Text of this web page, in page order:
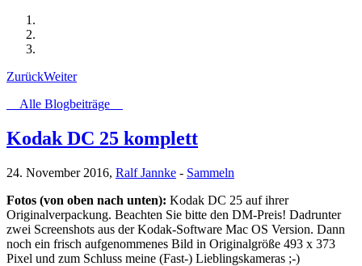
ZurückWeiter
Alle Blogbeiträge
Kodak DC 25 komplett
24. November 2016, Ralf Jannke - Sammeln
Fotos (von oben nach unten): Kodak DC 25 auf ihrer
Originalverpackung. Beachten Sie bitte den DM-Preis! Dadrunter
zwei Screenshots aus der Kodak-Software Mac OS Version. Dann
noch ein frisch aufgenommenes Bild in Originalgröße 493 x 373
Pixel und zum Schluss meine (Fast-) Lieblingskameras ;-)